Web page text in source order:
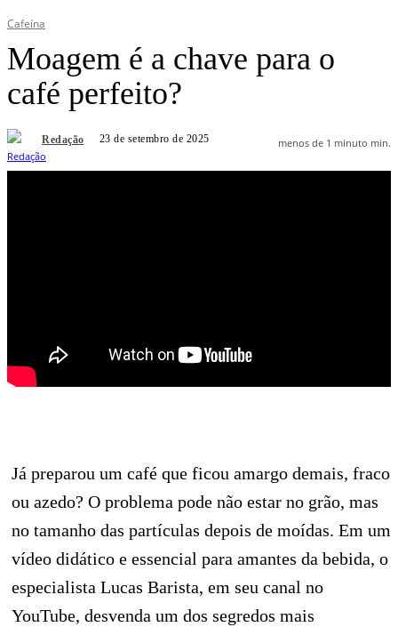
Cafeína
Moagem é a chave para o
café perfeito?
Redação 23 de setembro de 2025 menos de 1 minuto min.
Já preparou um café que ficou amargo demais, fraco
ou azedo? O problema pode não estar no grão, mas
no tamanho das partículas depois de moídas. Em um
vídeo didático e essencial para amantes da bebida, o
especialista Lucas Barista, em seu canal no
YouTube, desvenda um dos segredos mais